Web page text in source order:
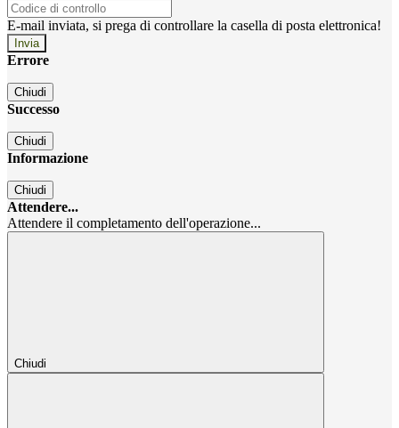
E-mail inviata, si prega di controllare la casella di posta elettronica!
Errore
Chiudi
Successo
Chiudi
Informazione
Chiudi
Attendere...
Attendere il completamento dell'operazione...
Chiudi